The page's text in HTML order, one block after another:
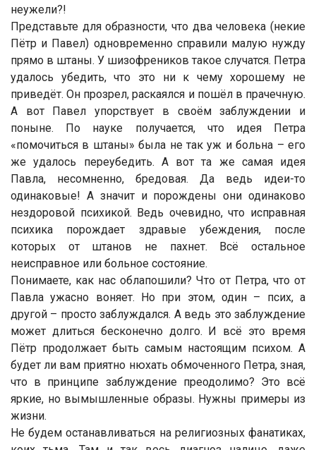
неужели?!
Представьте для образности, что два человека (некие
Пётр и Павел) одновременно справили малую нужду
прямо в штаны. У шизофреников такое случатся. Петра
удалось убедить, что это ни к чему хорошему не
приведёт. Он прозрел, раскаялся и пошёл в прачечную.
А вот Павел упорствует в своём заблуждении и
поныне. По науке получается, что идея Петра
«помочиться в штаны» была не так уж и больна – его
же удалось переубедить. А вот та же самая идея
Павла, несомненно, бредовая. Да ведь идеи-то
одинаковые! А значит и порождены они одинаково
нездоровой психикой. Ведь очевидно, что исправная
психика порождает здравые убеждения, после
которых от штанов не пахнет. Всё остальное
неисправное или больное состояние.
Понимаете, как нас облапошили? Что от Петра, что от
Павла ужасно воняет. Но при этом, один – псих, а
другой – просто заблуждался. А ведь это заблуждение
может длиться бесконечно долго. И всё это время
Пётр продолжает быть самым настоящим психом. А
будет ли вам приятно нюхать обмоченного Петра, зная,
что в принципе заблуждение преодолимо? Это всё
яркие, но вымышленные образы. Нужны примеры из
жизни.
Не будем останавливаться на религиозных фанатиках,